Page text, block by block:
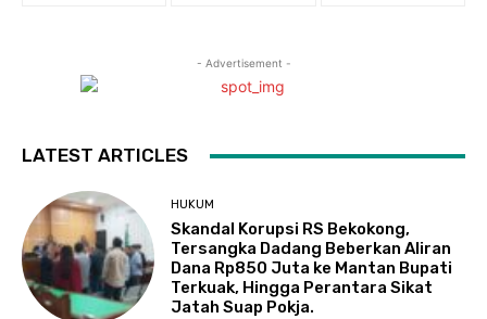
- Advertisement -
LATEST ARTICLES
HUKUM
Skandal Korupsi RS Bekokong,
Tersangka Dadang Beberkan Aliran
Dana Rp850 Juta ke Mantan Bupati
Terkuak, Hingga Perantara Sikat
Jatah Suap Pokja.